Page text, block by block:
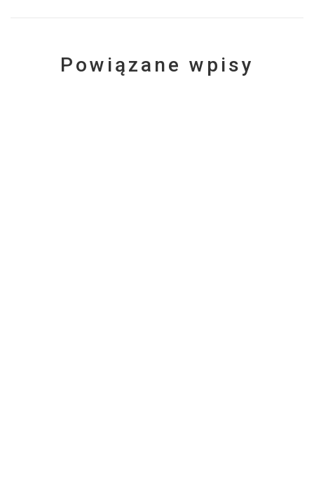
Powiązane wpisy